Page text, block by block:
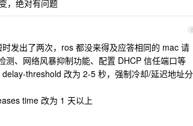
，绝对有问题
8
发出了两次，ros 都没来得及应答相同的 mac 请
、网络风暴抑制功能、配置 DHCP 信任端口等
threshold 改为 2-5 秒，强制冷却/延迟地址分
time 改为 1 天以上